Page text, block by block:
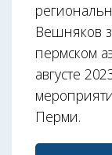
Вешняков
пермском
августе
Перми.